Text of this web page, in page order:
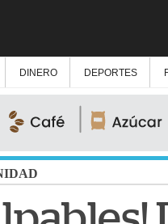
DINERO DEPORTES